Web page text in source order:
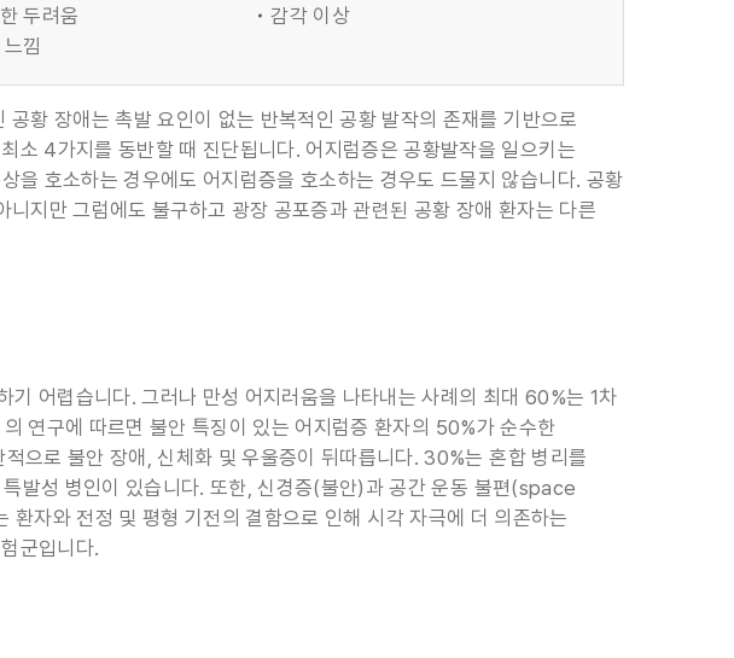
두려움
감각 이상
낌
황 장애는 촉발 요인이 없는 반복적인 공황 발작의 존재를 기반으로
소 4가지를 동반할 때 진단됩니다. 어지럼증은 공황발작을 일으키는
을 호소하는 경우에도 어지럼증을 호소하는 경우도 드물지 않습니다. 공황
지만 그럼에도 불구하고 광장 공포증과 관련된 공황 장애 환자는 다른
어렵습니다. 그러나 만성 어지러움을 나타내는 사례의 최대 60%는 1차
연구에 따르면 불안 특징이 있는 어지럼증 환자의 50%가 순수한
으로 불안 장애, 신체화 및 우울증이 뒤따릅니다. 30%는 혼합 병리를
발성 병인이 있습니다. 또한, 신경증(불안)과 공간 운동 불편(space
와 전정 및 평형 기전의 결함으로 인해 시각 자극에 더 의존하는
군입니다.